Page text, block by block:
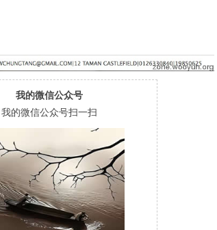
我的微信公众号
我的微信公众号扫一扫